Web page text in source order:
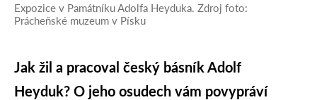
Expozice v Památníku Adolfa Heyduka. Zdroj foto:
Prácheňské muzeum v Písku
Jak žil a pracoval český básník Adolf
Heyduk? O jeho osudech vám povypráví